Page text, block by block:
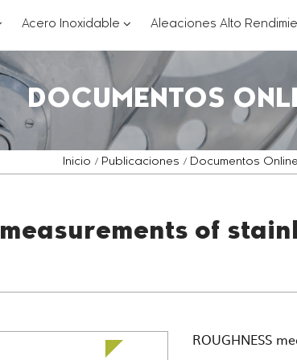
Acero Inoxidable???
Aleaciones Alto
DOCUMENTOS
Inicio Publicaciones Documentos Online
measurements of
ROUGHNESS